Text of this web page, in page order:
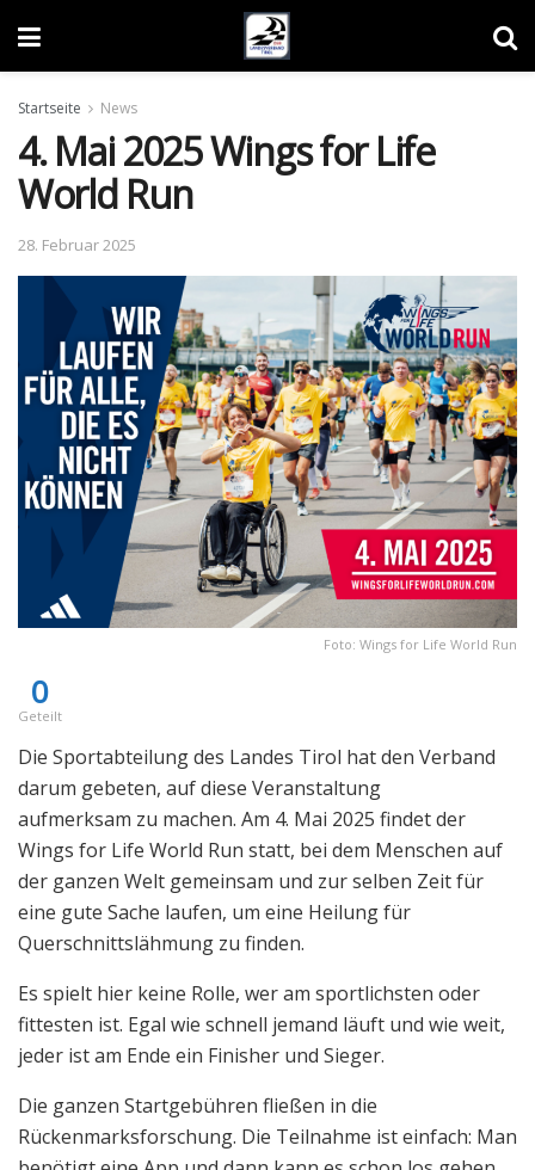
Startseite News
4. Mai 2025 Wings for Life
World Run
28. Februar 2025
Foto: Wings for Life World Run
0
Geteilt
Die Sportabteilung des Landes Tirol hat den Verband
darum gebeten, auf diese Veranstaltung
aufmerksam zu machen. Am 4. Mai 2025 findet der
Wings for Life World Run statt, bei dem Menschen auf
der ganzen Welt gemeinsam und zur selben Zeit für
eine gute Sache laufen, um eine Heilung für
Querschnittslähmung zu finden.
Es spielt hier keine Rolle, wer am sportlichsten oder
fittesten ist. Egal wie schnell jemand läuft und wie weit,
jeder ist am Ende ein Finisher und Sieger.
Die ganzen Startgebühren fließen in die
Rückenmarksforschung. Die Teilnahme ist einfach: Man